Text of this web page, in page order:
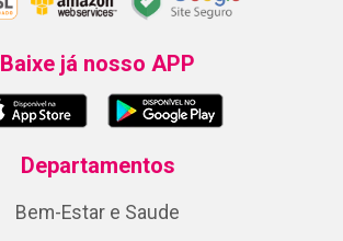
Baixe já nosso APP
Departamentos
Bem-Estar e Saude